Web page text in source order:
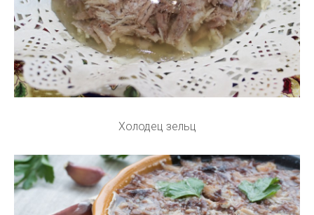
Холодец зельц